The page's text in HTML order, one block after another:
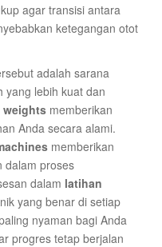
agar transisi antara
ketegangan otot
adalah sarana
yang lebih kuat dan
weights memberikan
Anda secara alami.
memberikan
dalam proses
dalam latihan
yang benar di setiap
nyaman bagi Anda
progres tetap berjalan